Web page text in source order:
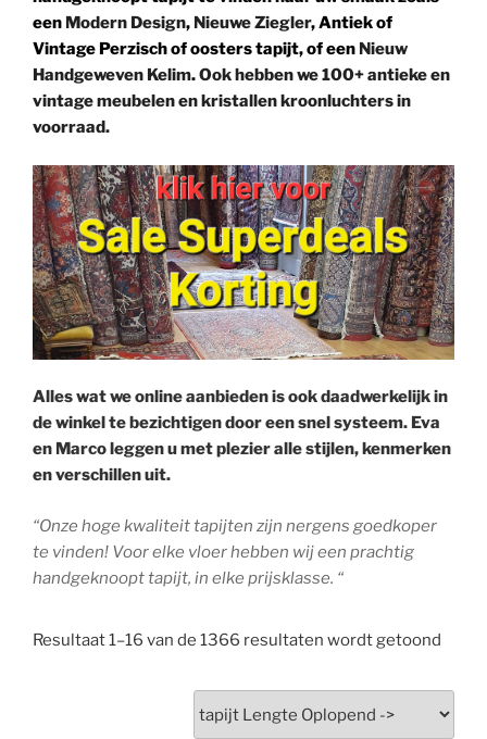
een Modern Design, Nieuwe Ziegler, Antiek of
Vintage Perzisch of oosters tapijt, of een Nieuw
Handgeweven Kelim.Ook hebben we 100+ antieke en
vintage meubelen enkristallen kroonluchters in
voorraad.
Alles wat we online aanbieden is ook daadwerkelijk in
de winkel te bezichtigen door een snel systeem. Eva
en Marco leggen u met plezier alle stijlen, kenmerken
en verschillen uit.
“Onze hoge kwaliteit tapijten zijn nergens goedkoper
te vinden! Voor elke vloer hebben wij een prachtig
handgeknoopt tapijt, in elke prijsklasse. “
Resultaat 1–16 van de 1366 resultaten wordt getoond